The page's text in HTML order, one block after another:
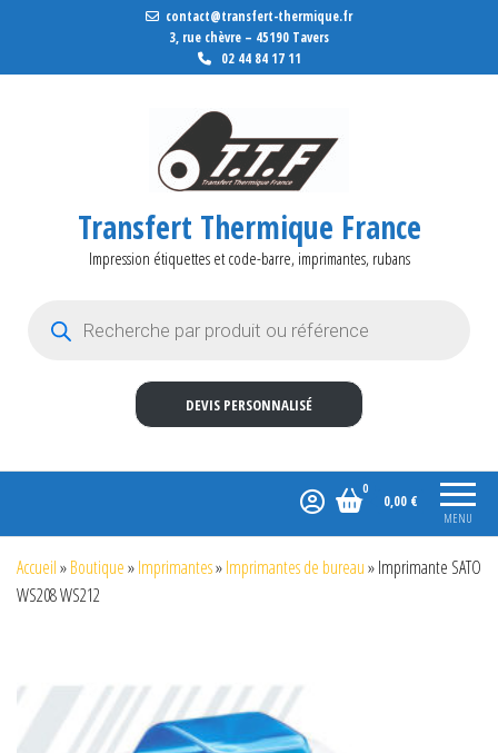
contact@transfert-thermique.fr
3, rue chèvre – 45190 Tavers
02 44 84 17 11
Transfert Thermique France
Impression étiquettes et code-barre, imprimantes, rubans
DEVIS PERSONNALISÉ
MENU
0
0,00 €
Accueil»Boutique»Imprimantes»Imprimantes de bureau»Imprimante SATO
WS208 WS212